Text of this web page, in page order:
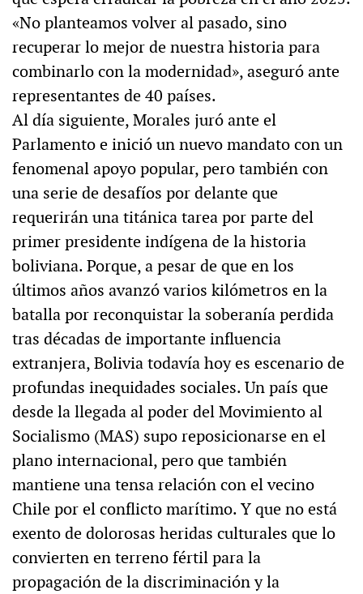
«No planteamos volver al pasado, sino
recuperar lo mejor de nuestra historia para
combinarlo con la modernidad», aseguró ante
representantes de 40 países.
Al día siguiente, Morales juró ante el
Parlamento e inició un nuevo mandato con un
fenomenal apoyo popular, pero también con
una serie de desafíos por delante que
requerirán una titánica tarea por parte del
primer presidente indígena de la historia
boliviana. Porque, a pesar de que en los
últimos años avanzó varios kilómetros en la
batalla por reconquistar la soberanía perdida
tras décadas de importante influencia
extranjera, Bolivia todavía hoy es escenario de
profundas inequidades sociales. Un país que
desde la llegada al poder del Movimiento al
Socialismo (MAS) supo reposicionarse en el
plano internacional, pero que también
mantiene una tensa relación con el vecino
Chile por el conflicto marítimo. Y que no está
exento de dolorosas heridas culturales que lo
convierten en terreno fértil para la
propagación de la discriminación y la